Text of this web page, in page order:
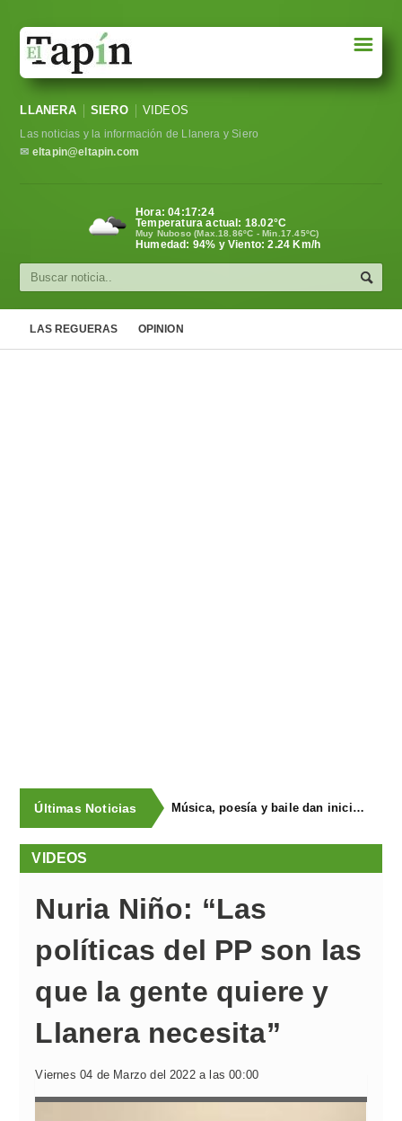
Sociedad
Política
Cultura
☰
LLANERA SIERO VIDEOS
Las noticias y la información de Llanera y Siero
✉ eltapin@eltapin.com
Hora:04:17:25
Temperatura actual: 18.02°C
Muy Nuboso (Max.18.86ºC - Min.17.45ºC)
Humedad: 94% y Viento: 2.24 Km/h
LAS REGUERAS OPINION
Últimas Noticias Música, poesía y baile dan inicio al “Filandón na Seronda” en Llanera
VIDEOS
Nuria Niño: “Las
políticas del PP son las
que la gente quiere y
Llanera necesita”
Viernes 04 de Marzo del 2022 a las 00:00